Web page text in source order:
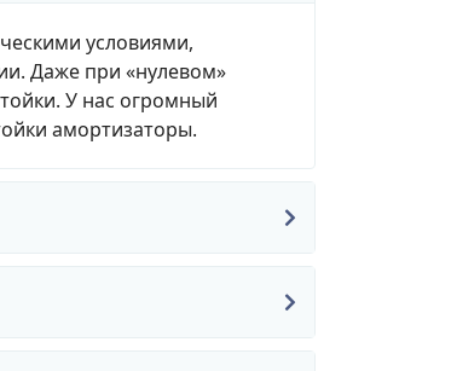
условиями,
Даже при «нулевом»
У нас огромный
амортизаторы.